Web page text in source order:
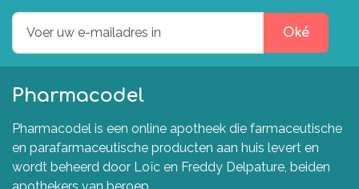
Oké
Pharmacodel
Pharmacodel is een online apotheek die farmaceutische
en parafarmaceutische producten aan huis levert en
wordt beheerd door Loïc en Freddy Delpature, beiden